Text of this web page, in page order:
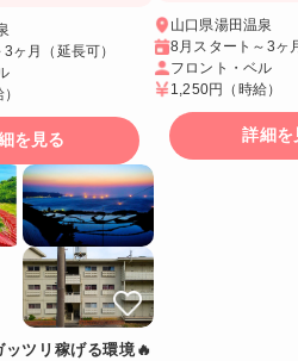
ヶ月（延長可）
を見る
山口県湯田温泉
8月スタート～3ヶ
フロント・ベル
1,250円 （時給）
詳細を
ツリ稼げる環境🔥